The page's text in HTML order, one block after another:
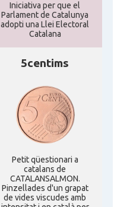
Iniciativa per que el
Parlament de Catalunya
adopti una Llei Electoral
Catalana
5centims
Petit qüestionari a
catalans de
CATALANSALMON.
Pinzellades d'un grapat
de vides viscudes amb